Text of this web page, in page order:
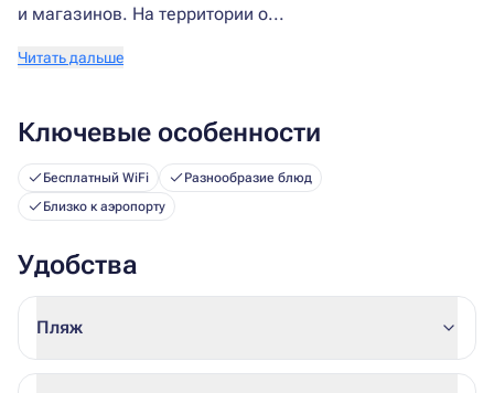
и магазинов. На территории о...
Читать дальше
Ключевые особенности
Бесплатный WiFi
Разнообразие блюд
Близко к аэропорту
Удобства
Пляж